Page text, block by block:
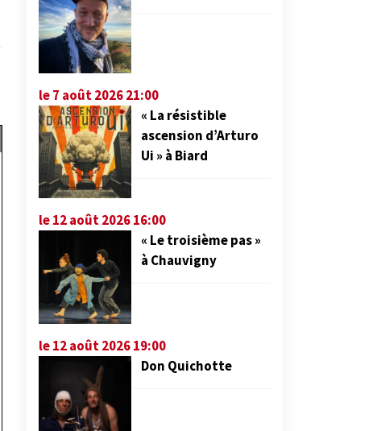
le 7 août 2026 21:00
« La résistible
ascension d’Arturo
Ui » à Biard
le 12 août 2026 16:00
« Le troisième pas »
à Chauvigny
le 12 août 2026 19:00
Don Quichotte